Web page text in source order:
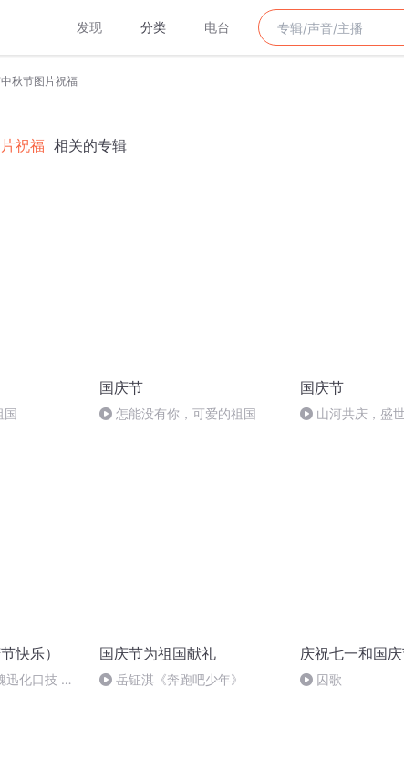
发现 分类 电台
秋节图片祝福
祝福 相关的专辑
国
国庆节
怎能没有你，可爱的祖国
国庆节
山河共庆，盛
快乐）
迅化口技 二
国庆节为祖国献礼
岳钲淇《奔跑吧少年》
庆祝七一和国
囚歌